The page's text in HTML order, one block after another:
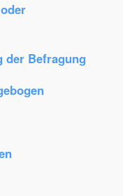
der Befragung